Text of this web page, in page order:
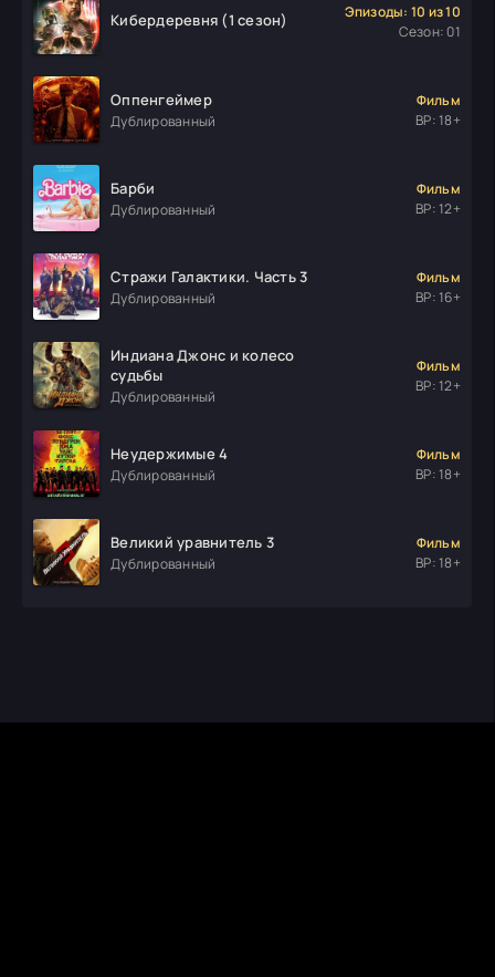
Кибердеревня (1 сезон)
Эпизоды: 10 из 10
Сезон: 01
Оппенгеймер
Дублированный
Фильм
ВР: 18+
Барби
Дублированный
Фильм
ВР: 12+
Стражи Галактики. Часть 3
Дублированный
Фильм
ВР: 16+
Индиана Джонс и колесо
судьбы
Дублированный
Фильм
ВР: 12+
Неудержимые 4
Дублированный
Фильм
ВР: 18+
Великий уравнитель 3
Дублированный
Фильм
ВР: 18+